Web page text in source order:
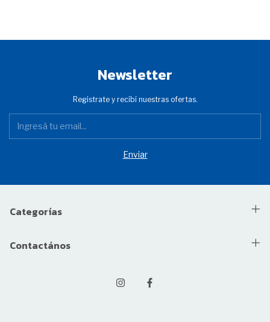
Newsletter
Registrate y recibí nuestras ofertas.
Categorías
Contactános